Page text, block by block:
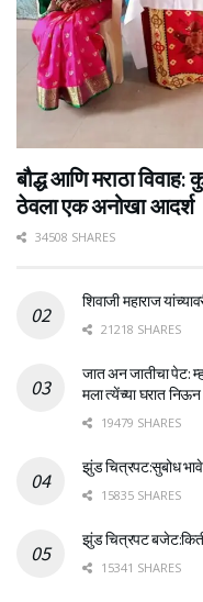
बौद्ध आणि मराठा विवाह:
ठेवला एक अनोखा आदर्श
34508 SHARES
शिवाजी महाराज
21218 SHARES
जात अन जातीचा पेट:
मला त्येंच्या घरात
19479 SHARES
झुंड चित्रपट:सुबोध भावे
15835 SHARES
झुंड चित्रपट
15341 SHARES